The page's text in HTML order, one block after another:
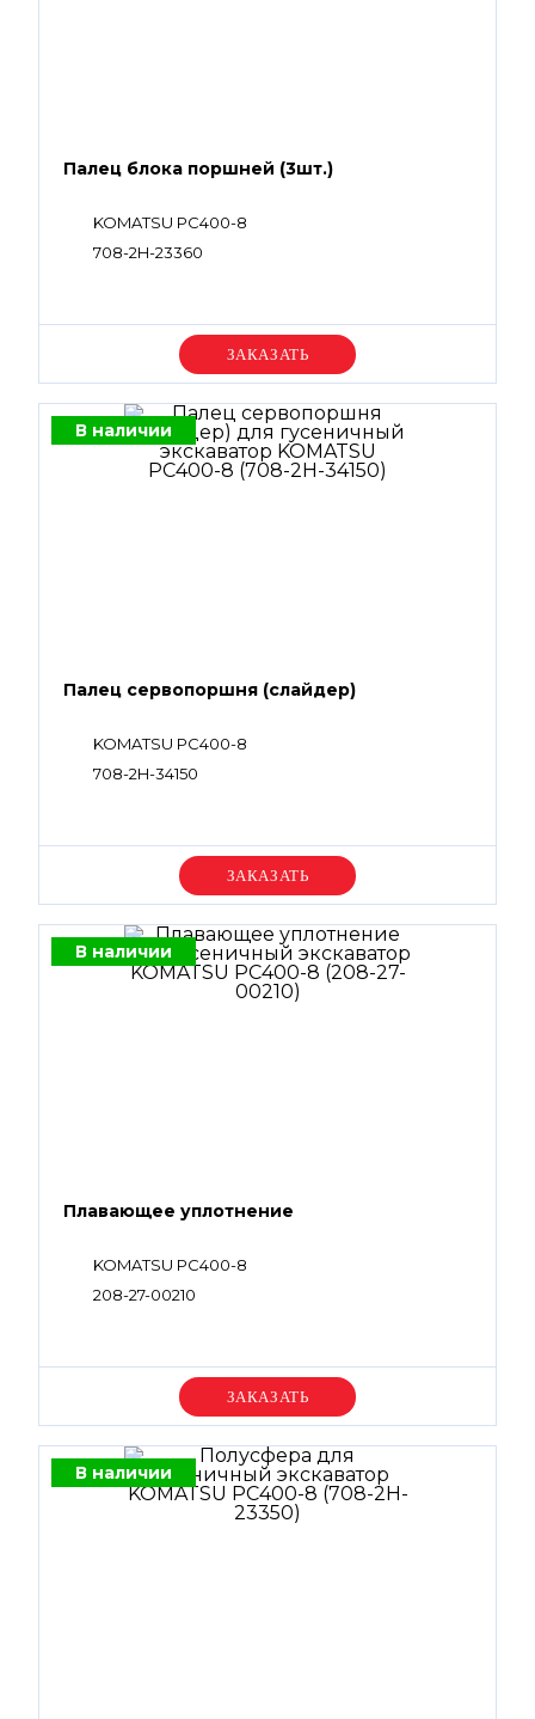
Палец блока поршней (3шт.)
KOMATSU PC400-8
708-2H-23360
Уточняйте цену
В наличии
Палец сервопоршня (слайдер)
KOMATSU PC400-8
708-2H-34150
Уточняйте цену
В наличии
Плавающее уплотнение
KOMATSU PC400-8
208-27-00210
Уточняйте цену
В наличии